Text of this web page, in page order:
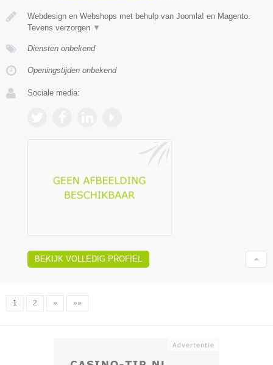
Webdesign en Webshops met behulp van Joomla! en Magento.
Tevens verzorgen ▼
Diensten onbekend
Openingstijden onbekend
Sociale media:
BEKIJK VOLLEDIG PROFIEL
1 2 » »»